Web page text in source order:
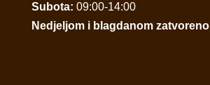
Subota: 09:00-14:00
Nedjeljom i blagdanom zatvoreno